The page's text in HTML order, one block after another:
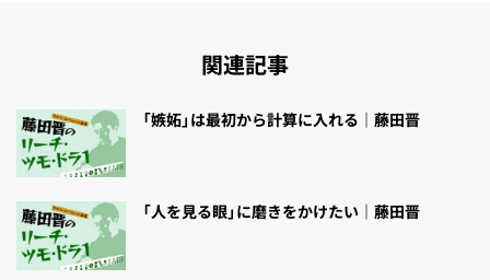
関連記事
「嫉妬」は最初から計算に入れる｜藤田晋
「人を見る眼」に磨きをかけたい｜藤田晋